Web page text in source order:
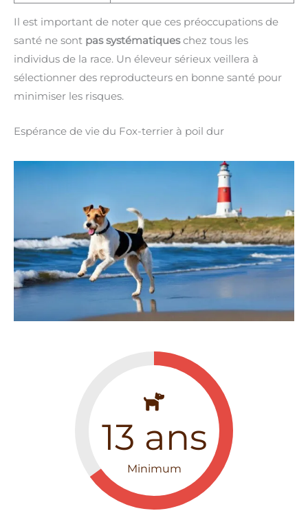
Il est important de noter que ces préoccupations de
santé ne sont pas systématiqueschez tous les
individus de la race. Un éleveur sérieux veillera à
sélectionner des reproducteurs en bonne santé pour
minimiser les risques.
Espérance de vie du Fox-terrier à poil dur
13 ans
Minimum